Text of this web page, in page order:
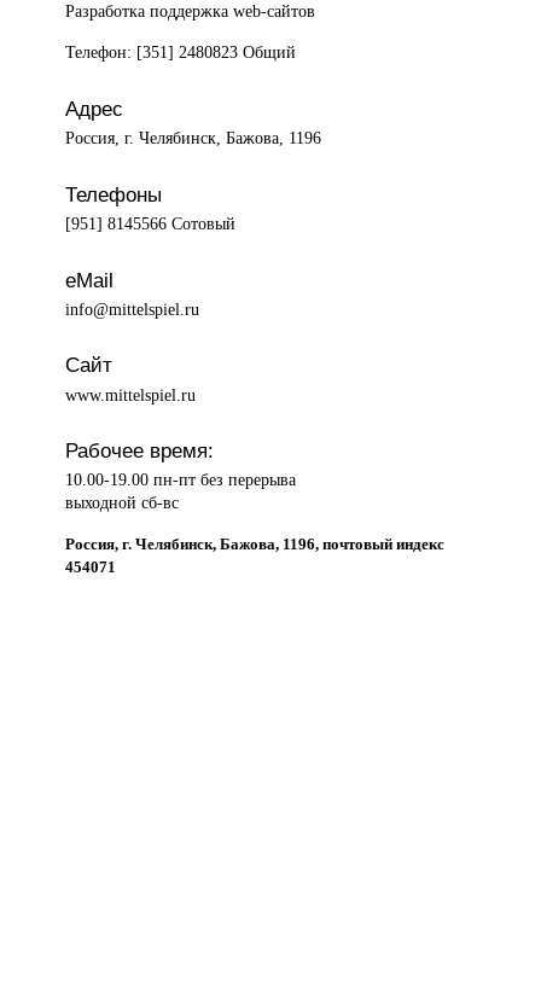
Разработка поддержкаweb-сайтов
Телефон: [351] 2480823 Общий
Адрес
Россия, г. Челябинск, Бажова, 1196
Телефоны
[951] 8145566 Сотовый
eMail
info@mittelspiel.ru
Сайт
www.mittelspiel.ru
Рабочее время:
10.00-19.00 пн-пт без перерыва
выходной сб-вс
Россия, г. Челябинск, Бажова, 1196, почтовый индекс
454071